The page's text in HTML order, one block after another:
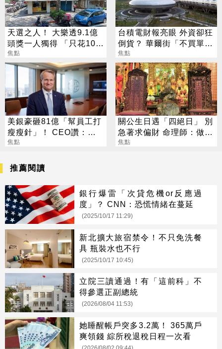
天選之人！ 大樂透9.1億
頭獎一人獨得 「只花100
元」買法曝光
焦點
台積電財報亮眼 外資卻狂
倒貨？ 華爾街「不買單」
背後原因曝光
焦點
美銀豪砸81億「幫員工打
瘦瘦針」！ CEO讚：一
項值得的投資
焦點
關公生日遇「四絕日」 別
急著求偏財 命理師：做1
事更有效
焦點
推薦閱讀
銀行爆雷「次貸危機or反應過
度」？ CNN：恐慌情緒在蔓延
(2025/10/17 11:29)
新北擴大旅宿禁令！不只免洗餐
具 瓶裝水也不行
(2025/10/17 10:45)
立院三讀通過！有「這前科」不
得參選正副總統
(2026/08/04 11:53)
她睡醒帳戶突多3.2萬！ 365萬戶
爽領錢 綜所稅退稅日程一次看